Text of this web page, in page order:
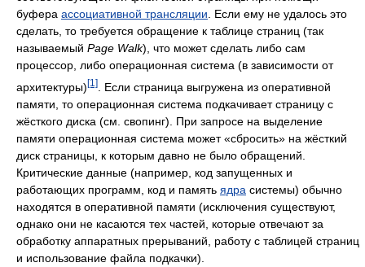
буфера ассоциативной трансляции . Если ему не удалось это
сделать, то требуется обращение к таблице страниц (так
называемый Page Walk), что может сделать либо сам
процессор, либо операционная система (в зависимости от
архитектуры)[1]
. Если страница выгружена из оперативной
памяти, то операционная система подкачивает страницу с
жёсткого диска (см. свопинг). При запросе на выделение
памяти операционная система может «сбросить» на жёсткий
диск страницы, к которым давно не было обращений.
Критические данные (например, код запущенных и
работающих программ, код и память ядра системы) обычно
находятся в оперативной памяти (исключения существуют,
однако они не касаются тех частей, которые отвечают за
обработку аппаратных прерываний, работу с таблицей страниц
и использование файла подкачки).